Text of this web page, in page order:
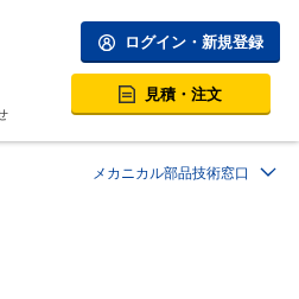
ログイン・新規登録
見積・注文
メカニカル部品技術窓口